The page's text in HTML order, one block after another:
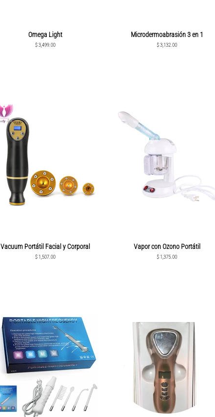
Omega Light
Precio
$ 3,499.00
Microdermoabrasión 3 en 1
Precio
$ 3,132.00
Vacuum Portátil Facial y Corporal
Precio
$ 1,507.00
Vapor con Ozono Portátil
Precio
$ 1,375.00